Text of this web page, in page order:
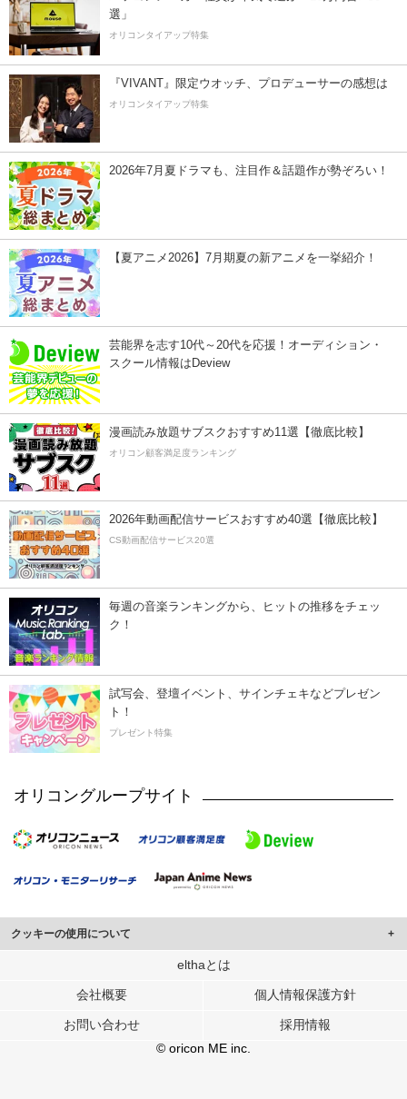
選」
オリコンタイアップ特集
『VIVANT』限定ウオッチ、プロデューサーの感想は
オリコンタイアップ特集
2026年7月夏ドラマも、注目作＆話題作が勢ぞろい！
【夏アニメ2026】7月期夏の新アニメを一挙紹介！
芸能界を志す10代～20代を応援！オーディション・
スクール情報はDeview
漫画読み放題サブスクおすすめ11選【徹底比較】
オリコン顧客満足度ランキング
2026年動画配信サービスおすすめ40選【徹底比較】
CS動画配信サービス20選
毎週の音楽ランキングから、ヒットの推移をチェッ
ク！
試写会、登壇イベント、サインチェキなどプレゼン
ト！
プレゼント特集
オリコングループサイト
クッキーの使用について
このサイトでは Cookie を使用して、ユーザーに合わせたコンテンツや広告の
行っています。
メディアや広告配信、データ解析の各パートナーに提供しています。
各パートナーは、この情報とユーザーが各パートナーに提供した他の情報や、
ユーザーが各パートナーのサービスを使用したときに収集した他の情報を組み
elthaとは
会社概要 個人情報保護方針
お問い合わせ
採用情報
© oricon ME inc.